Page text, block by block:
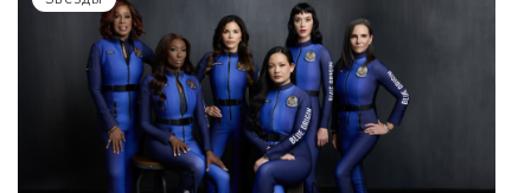
WOMEN’S WORLD: в Москве прошел
запуск нового женского клуба